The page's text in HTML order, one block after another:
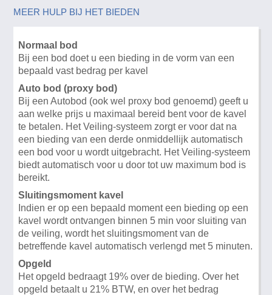
MEER HULP BIJ HET BIEDEN
Normaal bod
Bij een bod doet u een bieding in de vorm van een
bepaald vast bedrag per kavel
Auto bod (proxy bod)
Bij een Autobod (ook wel proxy bod genoemd) geeft u
aan welke prijs u maximaal bereid bent voor de kavel
te betalen. Het Veiling-systeem zorgt er voor dat na
een bieding van een derde onmiddellijk automatisch
een bod voor u wordt uitgebracht. Het Veiling-systeem
biedt automatisch voor u door tot uw maximum bod is
bereikt.
Sluitingsmoment kavel
Indien er op een bepaald moment een bieding op een
kavel wordt ontvangen binnen 5 min voor sluiting van
de veiling, wordt het sluitingsmoment van de
betreffende kavel automatisch verlengd met 5 minuten.
Opgeld
Het opgeld bedraagt 19% over de bieding. Over het
opgeld betaalt u 21% BTW, en over het bedrag